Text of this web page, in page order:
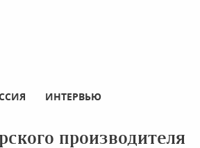
ИНТЕРВЬЮ
производителя